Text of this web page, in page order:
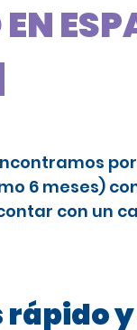
6 meses)
con un
rápido